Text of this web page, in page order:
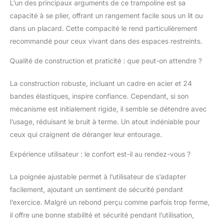
Charge maximale : 600
kg : Le trampoline est
fabriqué en PP durable
et hautement élastique,
avec 24 élastiques
élargis et épais, et un
Il peut supporter une
100 kg, une charge
statique de 300 kg et
une charge maximale
de 600 kg. Débutant
ou expert, le trampoline
HXD-ERGO vous
triangulaire renforcée :
Ce trampoline fiable est
le choix idéal pour tous
les sauteurs. Ce
L’un des principaux arguments de ce trampoline est sa
capacité à se plier, offrant un rangement facile sous un lit ou
dans un placard. Cette compacité le rend particulièrement
recommandé pour ceux vivant dans des espaces restreints.
Qualité de construction et praticité : que peut-on attendre ?
La construction robuste, incluant un cadre en acier et 24
bandes élastiques, inspire confiance. Cependant, si son
mécanisme est initialement rigide, il semble se détendre avec
l’usage, réduisant le bruit à terme. Un atout indéniable pour
ceux qui craignent de déranger leur entourage.
Expérience utilisateur : le confort est-il au rendez-vous ?
La poignée ajustable permet à l’utilisateur de s’adapter
facilement, ajoutant un sentiment de sécurité pendant
l’exercice. Malgré un rebond perçu comme parfois trop ferme,
il offre une bonne stabilité et sécurité pendant l’utilisation,